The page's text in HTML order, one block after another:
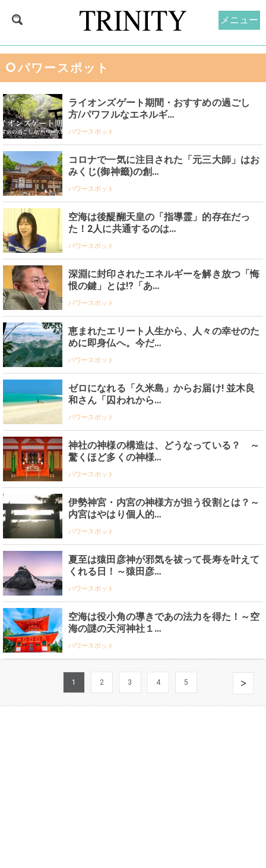
パワースポット
ライオンズゲート期間・おすすめの過ごし
方/パワフルなエネルギ…
パワースポット
コロナで一気に注目された「元三大師」はお
みくじ(御神籤)の創…
パワースポット
空海は後醍醐天皇の「指導霊」的存在だっ
た！2人に共通するのは…
パワースポット
深淵に封印されたエネルギーを解き放つ「悔
恨の鍵」とは!?「あ…
パワースポット
恵まれたエリート人生から、人々の幸せのた
めに即身仏へ。今だ…
パワースポット
ゼロになれる「久米島」からお届け! 並木良
和さん「囚われから…
パワースポット
神社の神様の構造は、どうなっている？ ～
驚くほど多くの神様…
パワースポット
伊勢神宮・内宮の神様方が担う役割とは？～
内宮はやはり個人的…
パワースポット
夏至は猿田彦神が邪気を祓って長寿を叶えて
くれる日！～猿田彦…
パワースポット
空海は役小角の導きであの法力を得た！～空
海の謎の天河神社１…
パワースポット
1 2 3 4 5
メニュー